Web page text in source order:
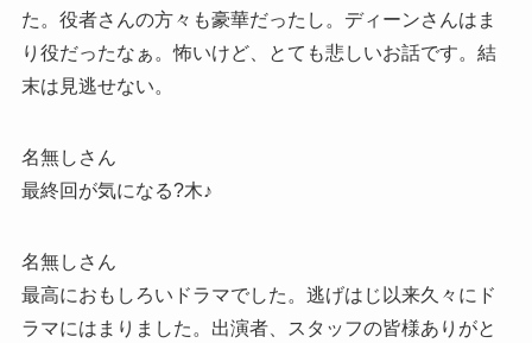
た。役者さんの方々も豪華だったし。ディーンさんはま
り役だったなぁ。怖いけど、とても悲しいお話です。結
末は見逃せない。
名無しさん
最終回が気になる?木♪
名無しさん
最高におもしろいドラマでした。逃げはじ以来久々にド
ラマにはまりました。出演者、スタッフの皆様ありがと